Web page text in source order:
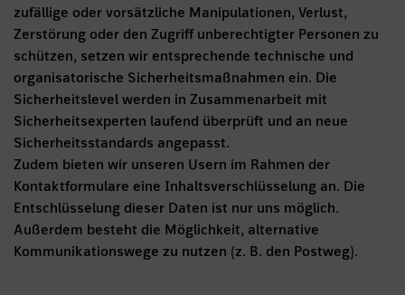
zufällige oder vorsätzliche Manipulationen, Verlust,
Zerstörung oder den Zugriff unberechtigter Personen zu
schützen, setzen wir entsprechende technische und
organisatorische Sicherheitsmaßnahmen ein. Die
Sicherheitslevel werden in Zusammenarbeit mit
Sicherheitsexperten laufend überprüft und an neue
Sicherheitsstandards angepasst.
Zudem bieten wir unseren Usern im Rahmen der
Kontaktformulare eine Inhaltsverschlüsselung an. Die
Entschlüsselung dieser Daten ist nur uns möglich.
Außerdem besteht die Möglichkeit, alternative
Kommunikationswege zu nutzen (z. B. den Postweg).